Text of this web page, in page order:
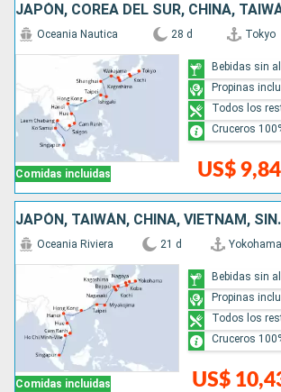
Comidas incluidas
Oceania Nautica 28 d Tokyo
US$
Bebidas sin
Propinas
Todos los
Cruceros
JAPÓN,
Comidas incluidas
Oceania Riviera 21 d Yokohama
US$
Bebidas sin
Propinas
Todos los
Cruceros